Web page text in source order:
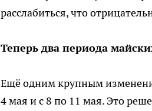
расслабиться, что
Теперь два периода
Ещё одним крупным
4 мая и с 8 по 11 мая. Это